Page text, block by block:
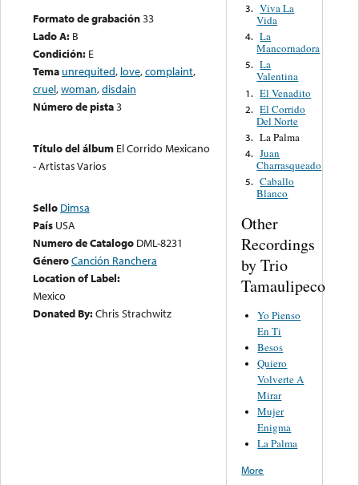
Formato de grabación33
Lado A: B
Condición: E
Tema unrequited, love,complaint,
cruel,woman,disdain
Número de pista3
Título del álbum El Corrido Mexicano
- Artistas Varios
Sello Dimsa
País USA
Numero de Catalogo DML-8231
GéneroCanción Ranchera
Location of Label:
Mexico
Donated By:Chris Strachwitz
3. Viva La
Vida
4. La
Mancornadora
5. La
Valentina
1. El Venadito
2. El Corrido
Del Norte
3. La Palma
4. Juan
Charrasqueado
5. Caballo
Blanco
Other
Recordings
by Trio
Tamaulipeco
Yo Pienso
En Ti
Besos
Quiero
Volverte A
Mirar
Mujer
Enigma
La Palma
More